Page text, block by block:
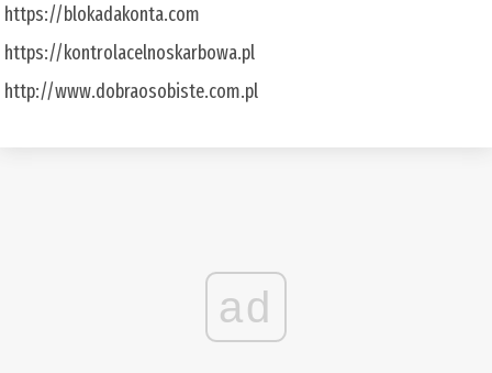
https://blokadakonta.com
https://kontrolacelnoskarbowa.pl
http://www.dobraosobiste.com.pl
ad